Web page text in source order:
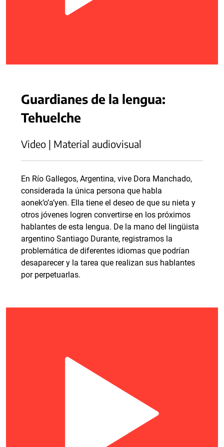
Guardianes de la lengua:
Tehuelche
Video | Material audiovisual
En Río Gallegos, Argentina, vive Dora Manchado,
considerada la única persona que habla
aonek’o’a’yen. Ella tiene el deseo de que su nieta y
otros jóvenes logren convertirse en los próximos
hablantes de esta lengua. De la mano del lingüista
argentino Santiago Durante, registramos la
problemática de diferentes idiomas que podrían
desaparecer y la tarea que realizan sus hablantes
por perpetuarlas.